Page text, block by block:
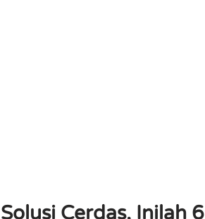
Solusi Cerdas, Inilah 6